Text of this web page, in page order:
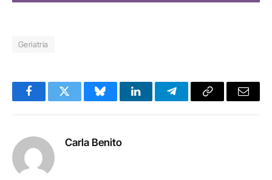
Geriatria
FacebookTwitter BlueskyLinkedInTelegramCopy
Email
Carla Benito